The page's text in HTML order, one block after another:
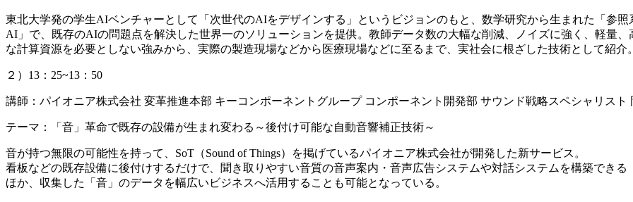
東北大学発の学生AIベンチャーとして「次世代のAIをデザインする」というビジョンのもと、数学研究から生まれた「参照
AI」で、既存のAIの問題点を解決した世界一のソリューションを提供。教師データ数の大幅な削減、ノイズに強く、軽量、
な計算資源を必要としない強みから、実際の製造現場などから医療現場などに至るまで、実社会に根ざした技術として紹介。
２）13：25~13：50
講師：パイオニア株式会社 変革推進本部 キーコンポーネントグループ コンポーネント開発部 サウンド戦略スペシャリスト
テーマ：「音」革命で既存の設備が生まれ変わる～後付け可能な自動音響補正技術～
音が持つ無限の可能性を持って、SoT（Sound of Things）を掲げているパイオニア株式会社が開発した新サービス。
看板などの既存設備に後付けするだけで、聞き取りやすい音質の音声案内・音声広告システムや対話システムを構築できる
ほか、収集した「音」のデータを幅広いビジネスへ活用することも可能となっている。